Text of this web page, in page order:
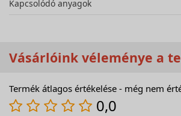
Kapcsolódó anyagok
Vásárlóink véleménye a
Termék átlagos értékelése - még nem
0,0